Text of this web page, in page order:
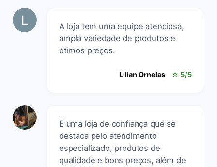
A loja tem uma equipe atenciosa,
ampla variedade de produtos e
ótimos preços.
Lilian Ornelas ☆ 5/5
É uma loja de confiança que se
destaca pelo atendimento
especializado, produtos de
qualidade e bons preços, além de